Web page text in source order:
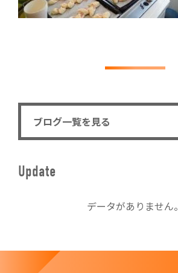
ブログ一覧を見る
Update
データがありません。